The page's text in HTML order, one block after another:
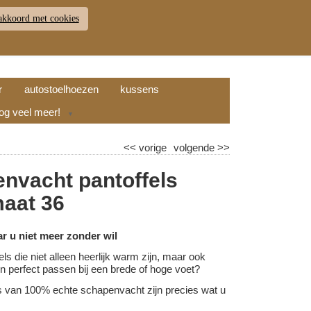
RETOUR WINKELWAGEN (
autostoelhoezen
kussens
veel meer! ▼
volgende>>
<< vorige
pantoffels
36
u niet meer zonder wil
die niet alleen heerlijk warm zijn, maar ook
perfect passen bij een brede of hoge voet?
van 100% echte schapenvacht zijn precies wat u
met cookies